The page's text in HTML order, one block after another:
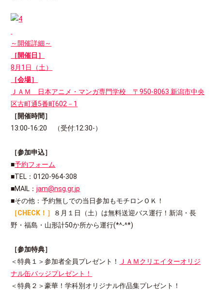
～開催詳細～
［開催日］
8月1日（土）
［会場］
ＪＡＭ 日本アニメ・マンガ専門学校 〒950-8063 新潟市中央
区古町通5番町602－1
［開催時間］
13:00-16:20 （受付:12:30-）
［参加申込］
■予約フォーム
■TEL：0120-964-308
■MAIL：jam@nsg.gr.jp
■その他：予約無しでの当日参加もモチロンＯＫ！
［CHECK！］
８月１日（土）は無料送迎バス運行！新潟・長
野・福島・山形計50か所から運行(*^-^*)
［参加特典］
＜特典１＞参加者全員プレゼント！
ＪＡＭクリエイターオリジ
ナル缶バッジプレゼント！
＜特典２＞豪華！学科別オリジナル作品集プレゼント！